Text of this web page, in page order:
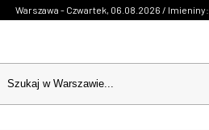
Warszawa - Czwartek, 06.08.2026 /